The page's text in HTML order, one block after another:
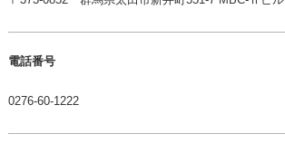
電話番号
0276-60-1222